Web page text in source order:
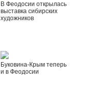
В Феодосии открылась
выставка сибирских
художников
Буковина-Крым теперь
и в Феодосии